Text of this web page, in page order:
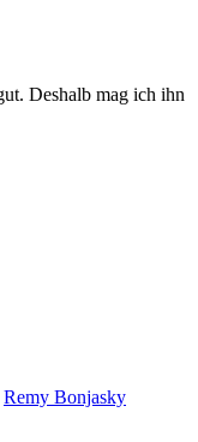
Deshalb mag ich ihn
Remy Bonjasky